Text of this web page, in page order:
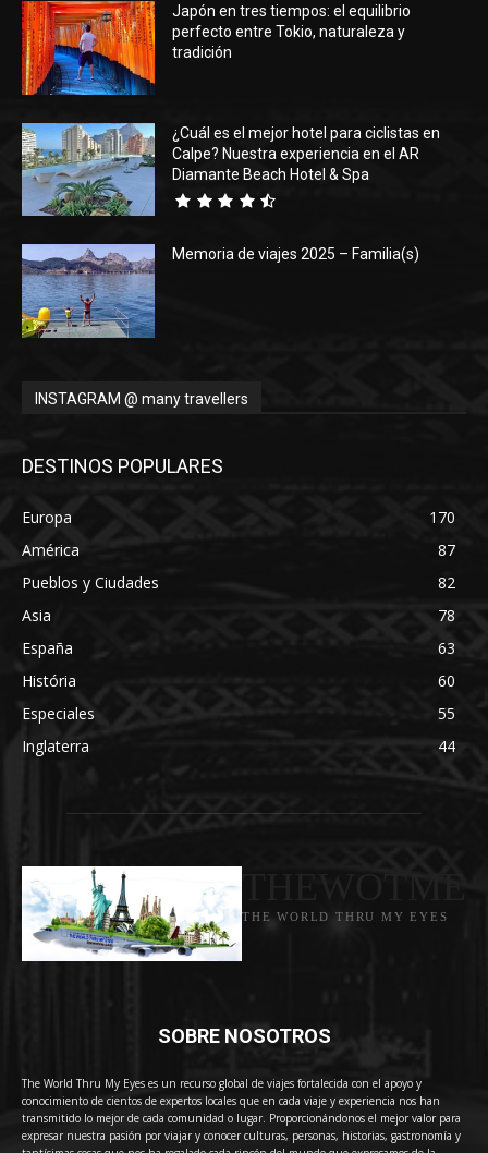
Japón en tres tiempos: el equilibrio
perfecto entre Tokio, naturaleza y
tradición
¿Cuál es el mejor hotel para ciclistas en
Calpe? Nuestra experiencia en el AR
Diamante Beach Hotel & Spa
Memoria de viajes 2025 – Familia(s)
INSTAGRAM @ many travellers
DESTINOS POPULARES
Europa
170
América
87
Pueblos y Ciudades
82
Asia
78
España
63
História
60
Especiales
55
Inglaterra
44
THE WORLD THRU MY EYES
SOBRE NOSOTROS
The World Thru My Eyes es un recurso global de viajes fortalecida con el apoyo y
conocimiento de cientos de expertos locales que en cada viaje y experiencia nos han
transmitido lo mejor de cada comunidad o lugar. Proporcionándonos el mejor valor para
expresar nuestra pasión por viajar y conocer culturas, personas, historias, gastronomía y